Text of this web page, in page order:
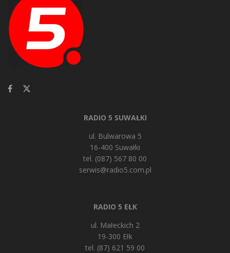
RADIO 5 SUWAŁKI
ul. Bulwarowa 5
16-400 Suwałki
tel. (087) 567 80 00
serwis@radio5.com.pl
RADIO 5 EŁK
ul. Małeckich 2
19-300 Ełk
tel. (87) 621 59 00